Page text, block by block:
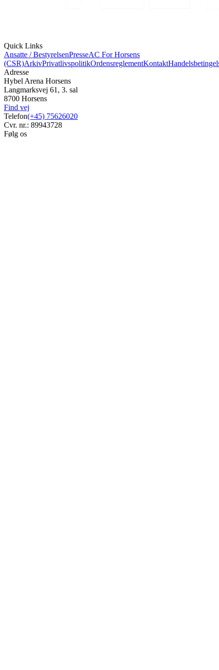
Quick Links
Ansatte / BestyrelsenPresseAC For Horsens
(CSR)ArkivPrivatlivspolitikOrdensreglementKontakt
Adresse
Hybel Arena Horsens
Langmarksvej 61, 3. sal
8700 Horsens
Find vej
Telefon(+45) 75626020
Cvr. nr.: 89943728
Følg os